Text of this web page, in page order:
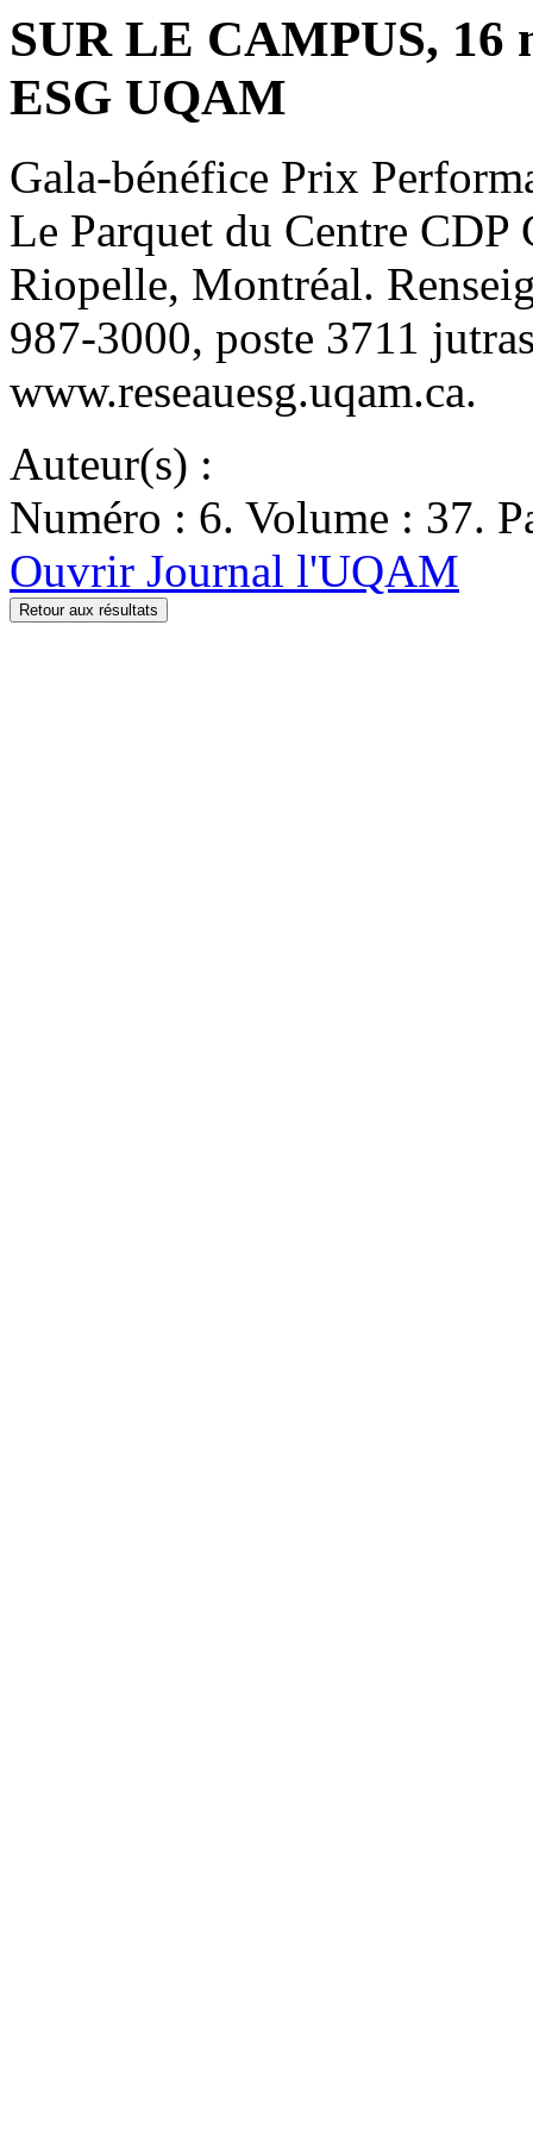
SUR LE CAMPUS, 16
ESG UQAM
Gala-bénéfice Prix
Le Parquet du Centre CDP
Riopelle, Montréal.
987-3000, poste 3711
www.reseauesg.uqam.ca.
Auteur(s) :
Numéro : 6. Volume : 37.
Ouvrir Journal l'UQAM
Retour aux résultats